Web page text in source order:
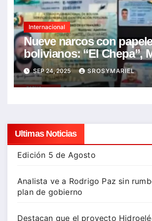
Internacional
Nueve narcos con
bolivianos: “El Chepa”,
“Tía Reyna” y líderes del
la lista
SEP 24, 2025 SROSYMARIEL
Ultimas Noticias
Edición 5 de Agosto
Analista ve a Rodrigo Paz sin
plan de gobierno
Destacan que el proyecto